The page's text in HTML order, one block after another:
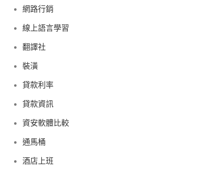
網路行銷
線上語言學習
翻譯社
裝潢
貸款利率
貸款資訊
資安軟體比較
通馬桶
酒店上班